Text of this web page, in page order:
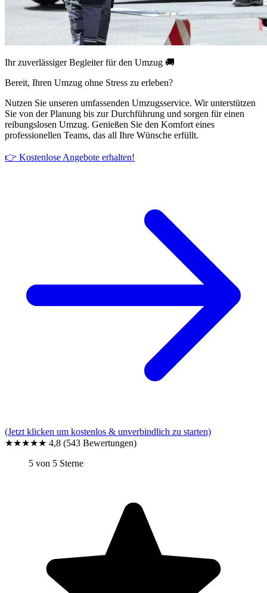
Ihr zuverlässiger Begleiter für den Umzug 🚚
Bereit, Ihren Umzug ohne Stress zu erleben?
Nutzen Sie unseren umfassenden Umzugsservice. Wir unterstützen
Sie von der Planung bis zur Durchführung und sorgen für einen
reibungslosen Umzug. Genießen Sie den Komfort eines
professionellen Teams, das all Ihre Wünsche erfüllt.
👉 Kostenlose Angebote erhalten!
(Jetzt klicken um kostenlos & unverbindlich zu starten)
★★★★★ 4,8 (543 Bewertungen)
5 von 5 Sterne